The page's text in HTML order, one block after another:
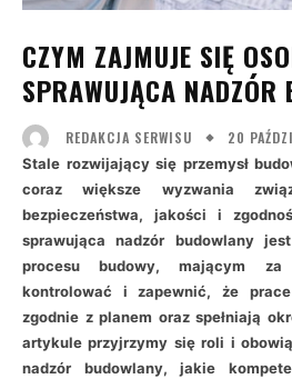
CZYM ZAJMUJE SIĘ
SPRAWUJĄCA NADZÓR
REDAKCJA SERWISU 20
Stale rozwijający się przemysł
coraz większe wyzwania
bezpieczeństwa, jakości i
sprawująca nadzór budowlany
procesu budowy, mającym za
kontrolować i zapewnić, że
zgodnie z planem oraz spełniają
artykule przyjrzymy się roli i
nadzór budowlany, jakie